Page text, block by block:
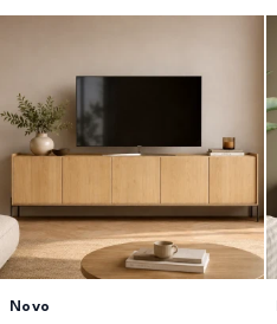
Novo